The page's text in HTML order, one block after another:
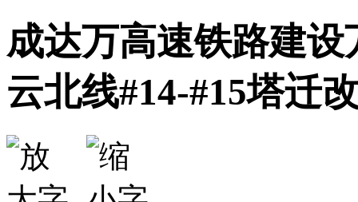
成达万高速铁路建
云北线#14-#15塔迁